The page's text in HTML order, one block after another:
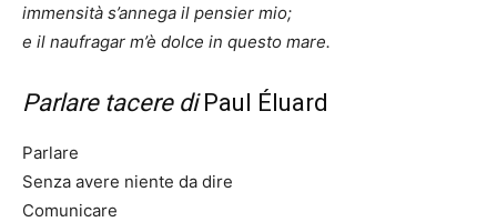
immensità s’annega il pensier mio;
e il naufragar m’è dolce in questo mare.
Parlare tacere diPaul Éluard
Parlare
Senza avere niente da dire
Comunicare